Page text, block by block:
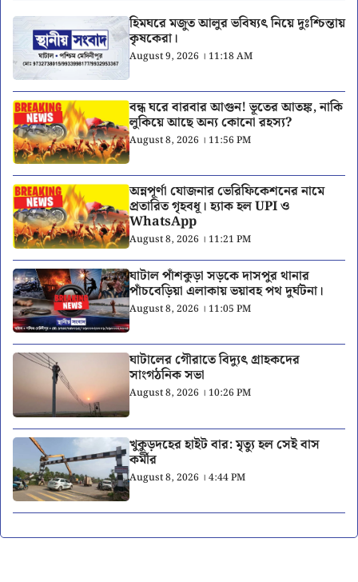
হিমঘরে মজুত আলুর ভবিষ্যৎ নিয়ে দুঃশ্চিন্তায়
কৃষকেরা।
August 9, 2026 । 11:18 AM
বন্ধ ঘরে বারবার আগুন! ভূতের আতঙ্ক, নাকি
লুকিয়ে আছে অন্য কোনো রহস্য?
August 8, 2026 । 11:56 PM
অন্নপূর্ণা যোজনার ভেরিফিকেশনের নামে
প্রতারিত গৃহবধূ। হ্যাক হল UPI ও
WhatsApp
August 8, 2026 । 11:21 PM
ঘাটাল পাঁশকুড়া সড়কে দাসপুর থানার
পাঁচবেড়িয়া এলাকায় ভয়াবহ পথ দুর্ঘটনা।
August 8, 2026 । 11:05 PM
ঘাটালের গৌরাতে বিদ্যুৎ গ্রাহকদের
সাংগঠনিক সভা
August 8, 2026 । 10:26 PM
খুকুড়দহের হাইট বার: মৃত্যু হল সেই বাস
কর্মীর
August 8, 2026 । 4:44 PM